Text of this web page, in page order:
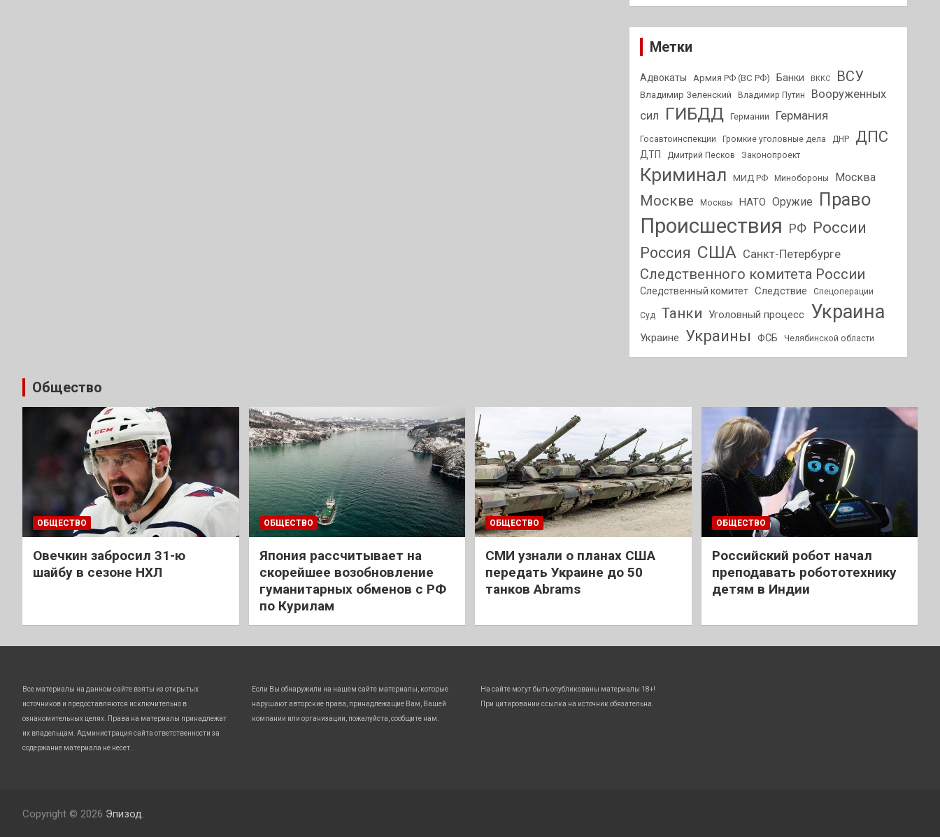
Метки
Адвокаты Армия РФ (ВС РФ) Банки ВККС ВСУ
Владимир Зеленский Владимир Путин
Вооруженных
сил
ГИБДД Германии Германия
Госавтоинспекции Громкие уголовные дела ДНР ДПС
ДТП Дмитрий Песков Законопроект
Криминал МИД РФ Минобороны Москва
Москве Москвы НАТО Оружие Право
Происшествия РФ России
Россия США Санкт-Петербурге
Следственного комитета России
Следственный комитет Следствие Спецоперации
Суд Танки Уголовный процесс Украина
Украине Украины ФСБ Челябинской области
Общество
ОБЩЕСТВО
Овечкин забросил 31-ю
шайбу в сезоне НХЛ
ОБЩЕСТВО
Япония рассчитывает на
скорейшее возобновление
гуманитарных обменов с РФ
по Курилам
ОБЩЕСТВО
СМИ узнали о планах США
передать Украине до 50
танков Abrams
ОБЩЕСТВО
Российский робот начал
преподавать робототехнику
детям в Индии
Все материалы на данном сайте взяты из открытых
источников и предоставляются исключительно в
ознакомительных целях. Права на материалы принадлежат
их владельцам. Администрация сайта ответственности за
содержание материала не несет.
Если Вы обнаружили на нашем сайте материалы, которые
нарушают авторские права, принадлежащие Вам, Вашей
компании или организации, пожалуйста, сообщите нам.
На сайте могут быть опубликованы материалы 18+!
При цитировании ссылка на источник обязательна.
Copyright © 2026 Эпизод.